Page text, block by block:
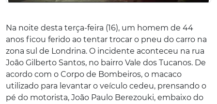
Na noite desta terça-feira (16), um homem de 44
anos ficou ferido ao tentar trocar o pneu do carro na
zona sul de Londrina. O incidente aconteceu na rua
João Gilberto Santos, no bairro Vale dos Tucanos. De
acordo com o Corpo de Bombeiros, o macaco
utilizado para levantar o veículo cedeu, prensando o
pé do motorista, João Paulo Berezouki, embaixo do